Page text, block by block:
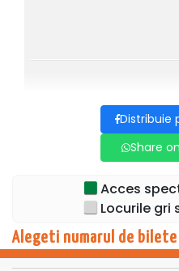
Distribuie
Share
Acces
Locurile gri
Alegeti numarul de bilete